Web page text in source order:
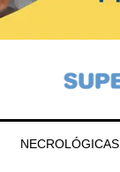
NECROLÓGICAS